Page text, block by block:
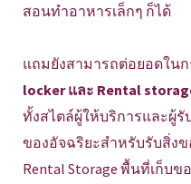
สอนทำอาหารเล็กๆ ก็ได้
แถมยังสามารถต่อยอดใน
locker และ Rental
ทั้งสไตล์ผู้ให้บริการและผู้รั
ของอัจฉริยะสำหรับรับสิ่ง
Rental Storage พื้นที่เก็บ